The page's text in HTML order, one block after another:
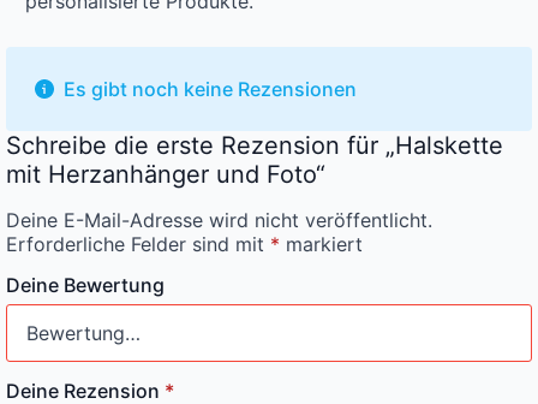
Es gibt noch keine Rezensionen
Schreibe die erste Rezension für „Halskette
mit Herzanhänger und Foto“
Deine E-Mail-Adresse wird nicht veröffentlicht.
Erforderliche Felder sind mit * markiert
Deine Bewertung
Deine Rezension *